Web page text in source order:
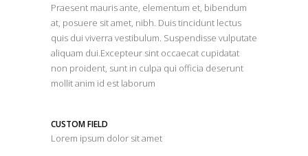
Praesent mauris ante, elementum et, bibendum
at, posuere sit amet, nibh. Duis tincidunt lectus
quis dui viverra vestibulum. Suspendisse vulputate
aliquam dui.Excepteur sint occaecat cupidatat
non proident, sunt in culpa qui officia deserunt
mollit anim id est laborum
CUSTOM FIELD
Lorem ipsum dolor sit amet